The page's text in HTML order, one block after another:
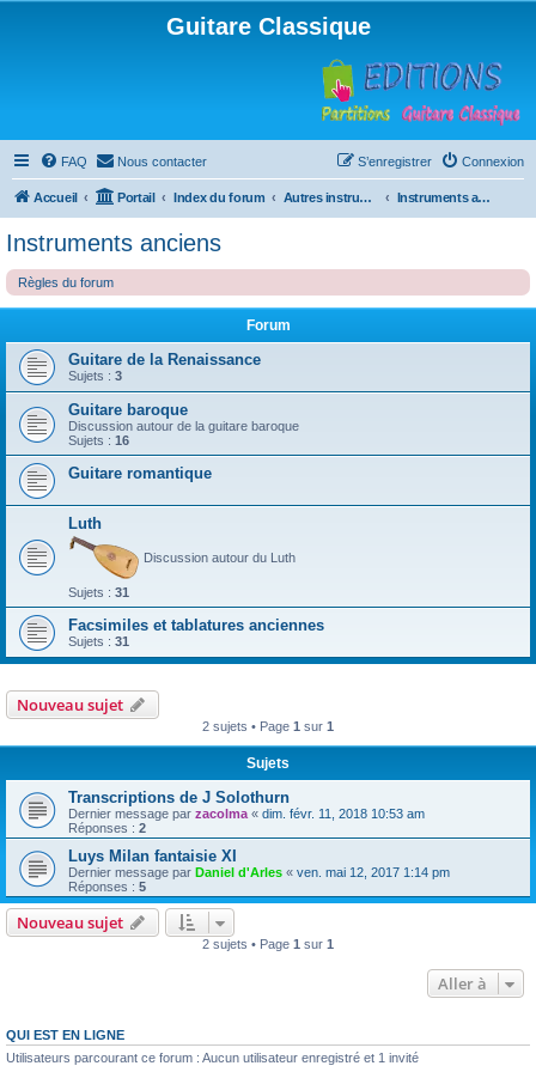
Guitare Classique
FAQ Nous contacter Connexion
S’enregistrer
Accueil Portail Index du forum Autres instruments à cordes pincées, ou styles Instruments anciens
Instruments anciens
Règles du forum
Forum
Guitare de la Renaissance
Sujets : 3
Guitare baroque
Discussion autour de la guitare baroque
Sujets : 16
Guitare romantique
Luth
Discussion autour du Luth
Sujets : 31
Facsimiles et tablatures anciennes
Sujets : 31
Nouveau sujet
2 sujets • Page 1 sur 1
Sujets
Transcriptions de J Solothurn
Dernier message par zacolma « dim. févr. 11, 2018 10:53 am
Réponses : 2
Luys Milan fantaisie XI
Dernier message par Daniel d'Arles « ven. mai 12, 2017 1:14 pm
Réponses : 5
Nouveau sujet
2 sujets • Page 1 sur 1
Aller à
QUI EST EN LIGNE
Utilisateurs parcourant ce forum : Aucun utilisateur enregistré et 1 invité